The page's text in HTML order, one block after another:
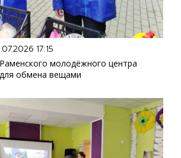
17:15
молодёжного центра
обмена вещами